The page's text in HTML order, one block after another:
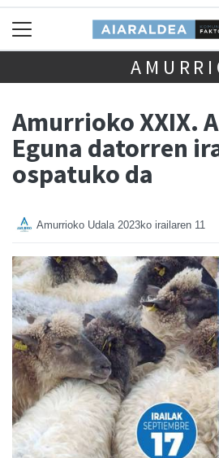
Amurrioko XXIX.
Eguna datorren
ospatuko da
Amurrioko Udala 2023ko irailaren 11